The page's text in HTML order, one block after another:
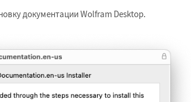
документации Wolfram Desktop.